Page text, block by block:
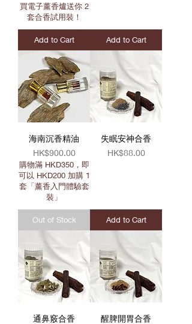
買電子薰香爐送你 2
套合香試用裝！
Add to Cart Add to Cart
海南沉香精油
Price
HK$900.00
購物滿 HKD350，即
可以 HKD200 加購 1
套「薰香入門體驗套
裝」
Out of Stock
失眠安神合香
Price
HK$88.00
Add to Cart
通鼻竅合香 醒脾開胃合香